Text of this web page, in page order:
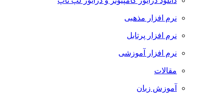
نرم افزار مذهبی
نرم افزار پرتابل
نرم افزار آموزشی
مقالات
آموزش زبان